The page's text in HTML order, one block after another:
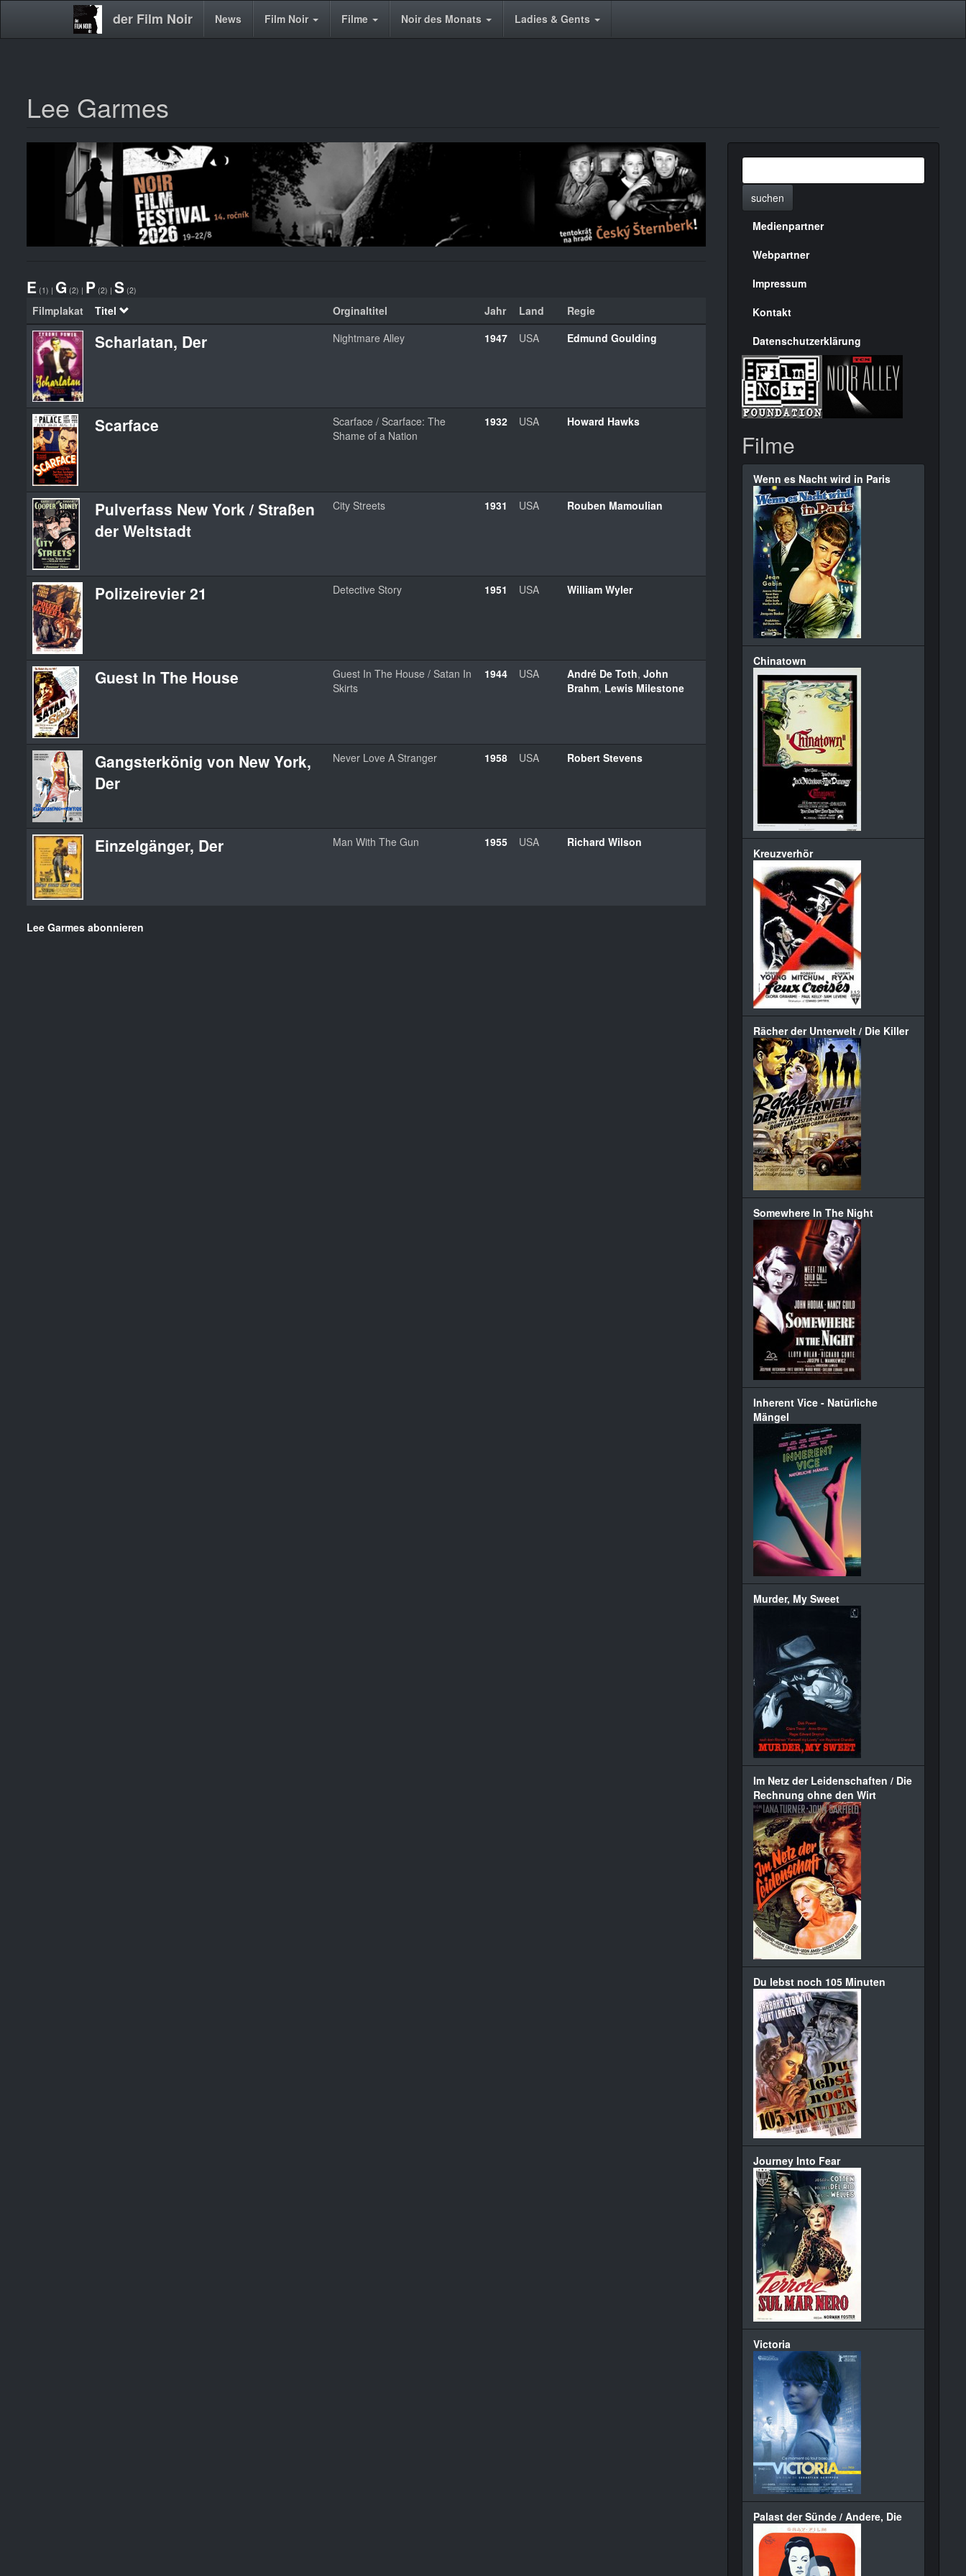
der Film Noir
Main News Film Noir Filme Noir des Monats Ladies & Gents
Lee Garmes
E (1) | G (2) | P (2) | S (2)
Filmplakat Titel Orginaltitel Jahr Land Regie
Scharlatan, Der Nightmare Alley 1947 USA Edmund Goulding
Scarface
Scarface / Scarface: The
Shame of a Nation
1932 USA Howard Hawks
Pulverfass New York / Straßen
der Weltstadt
City Streets 1931 USA Rouben Mamoulian
Polizeirevier 21 Detective Story 1951 USA William Wyler
Guest In The House
Guest In The House / Satan In
Skirts
1944 USA André De Toth, John
Brahm, Lewis Milestone
Gangsterkönig von New York,
Der
Never Love A Stranger 1958 USA Robert Stevens
Einzelgänger, Der Man With The Gun 1955 USA Richard Wilson
Lee Garmes abonnieren
suchen
Menülinks
rechte
Seite
Medienpartner
Webpartner
Impressum
Kontakt
Datenschutzerklärung
Filme
Wenn es Nacht wird in Paris
Chinatown
Kreuzverhör
Rächer der Unterwelt / Die Killer
Somewhere In The Night
Inherent Vice - Natürliche
Mängel
Murder, My Sweet
Im Netz der Leidenschaften / Die
Rechnung ohne den Wirt
Du lebst noch 105 Minuten
Journey Into Fear
Victoria
Palast der Sünde / Andere, Die